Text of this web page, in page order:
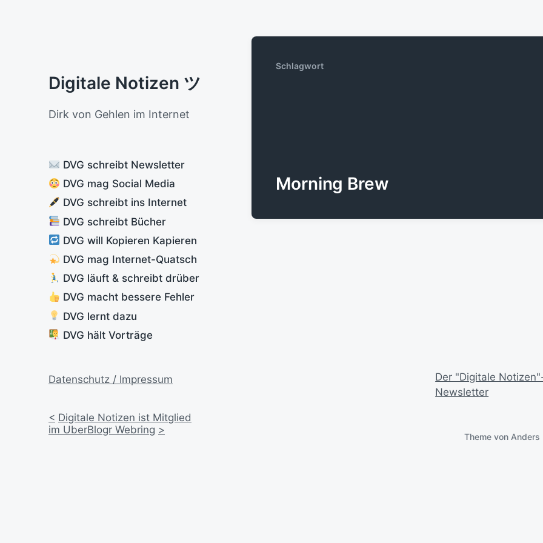
Digitale Notizen ツ
Dirk von Gehlen im Internet
DVG schreibt Newsletter
DVG mag Social Media
DVG schreibt ins Internet
DVG schreibt Bücher
DVG will Kopieren Kapieren
DVG mag Internet-Quatsch
DVG läuft & schreibt drüber
DVG macht bessere Fehler
DVG lernt dazu
DVG hält Vorträge
Datenschutz / Impressum
< Digitale Notizen ist Mitglied
im UberBlogr Webring >
Schlagwort
Morning Brew
Der "Digitale
Newsletter
Theme von Anders